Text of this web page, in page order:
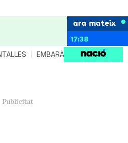
ara mateix
17:38
EMBARÀS CRIANÇA